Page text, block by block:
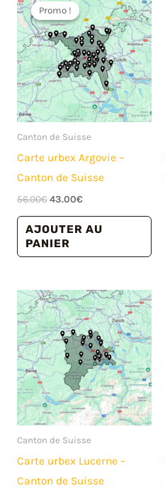
Promo !
Promo !
Canton de Suisse
Carte urbex Argovie –
Canton de Suisse
56.00€Le
initial
était :
56.00€.
43.00€Le
actuel
est :
AJOUTER AU
PANIER
Canton de Suisse
Carte urbex Lucerne –
Canton de Suisse